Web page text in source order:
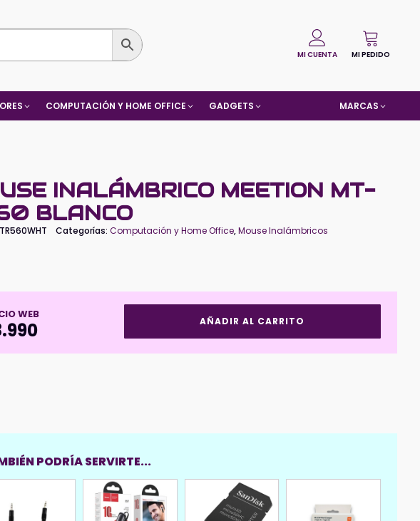
MI CUENTA MI PEDIDO
COMPUTACIÓN Y HOME OFFICE GADGETS MARCAS
INALÁMBRICO MEETION MT-
BLANCO
Categorías:Computación y Home Office,Mouse Inalámbricos
WEB
Meetion
MT-
AÑADIR AL CARRITO
PODRÍA SERVIRTE...